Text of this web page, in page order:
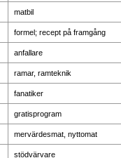
matbil
formel; recept på framgång
anfallare
ramar, ramteknik
fanatiker
gratisprogram
mervärdesmat, nyttomat
stödvärvare